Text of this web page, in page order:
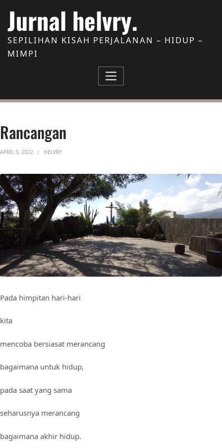
Jurnal helvry.
SEPILIHAN KISAH PERJALANAN – HIDUP –
MIMPI
Rancangan
APRIL 3, 2022 HELVRY
Pada himpitan hari-hari
kita
mencoba bersiasat merancang
bagaimana untuk hidup,
pada saat yang sama
seharusnya merancang
bagaimana akhir hidup.